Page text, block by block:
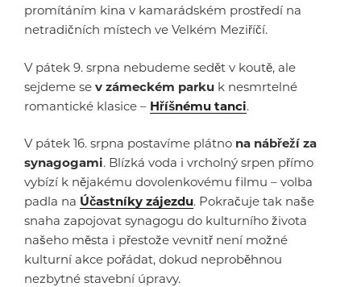
promítáním kina v kamarádském prostředí na
netradičních místech ve Velkém Meziříčí.
V pátek 9. srpna nebudeme sedět v koutě, ale
sejdeme se v zámeckém parku k nesmrtelné
romantické klasice – Hříšnému tanci.
V pátek 16. srpna postavíme plátno na nábřeží za
synagogami. Blízká voda i vrcholný srpen přímo
vybízí k nějakému dovolenkovému filmu – volba
padla na Účastníky zájezdu. Pokračuje tak naše
snaha zapojovat synagogu do kulturního života
našeho města i přestože vevnitř není možné
kulturní akce pořádat, dokud neproběhnou
nezbytné stavební úpravy.